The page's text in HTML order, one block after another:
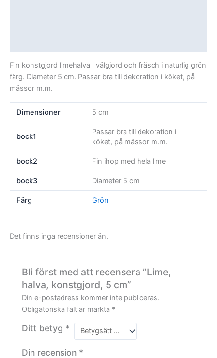
Fin konstgjord limehalva , välgjord och fräsch i naturlig grön
färg. Diameter 5 cm. Passar bra till dekoration i köket, på
mässor m.m.
Dimensioner 5 cm
bock1
Passar bra till dekoration i
köket, på mässor m.m.
bock2 Fin ihop med hela lime
bock3 Diameter 5 cm
Färg Grön
Det finns inga recensioner än.
Bli först med att recensera ”Lime,
halva, konstgjord, 5 cm”
Din e-postadress kommer inte publiceras.
Obligatoriska fält är märkta *
Ditt betyg *
Din recension *